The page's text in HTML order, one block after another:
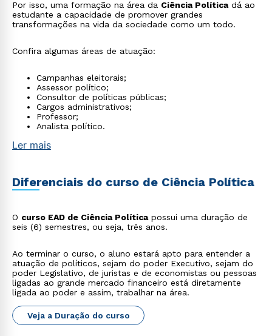
Por isso, uma formação na área da Ciência Políticadá ao
estudante a capacidade de promover grandes
transformações na vida da sociedade como um todo.
Confira algumas áreas de atuação:
Campanhas eleitorais;
Assessor político;
Consultor de políticas públicas;
Cargos administrativos;
Professor;
Analista político.
Ler mais
Diferenciais do curso de Ciência Política
O curso EAD de Ciência Políticapossui uma duração de
seis (6) semestres, ou seja, três anos.
Ao terminar o curso, o aluno estará apto para entender a
atuação de políticos, sejam do poder Executivo, sejam do
poder Legislativo, de juristas e de economistas ou pessoas
ligadas ao grande mercado financeiro está diretamente
ligada ao poder e assim, trabalhar na área.
Veja a Duração do curso